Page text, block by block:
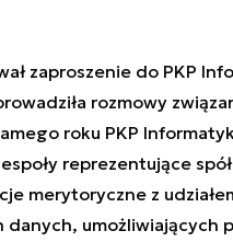
zaproszenie do PKP
rozmowy
roku PKP
reprezentujące
merytoryczne z
umożliwiających